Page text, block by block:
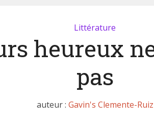
Littérature
heureux
pas
auteur : Gavin's Clemente-Ruiz